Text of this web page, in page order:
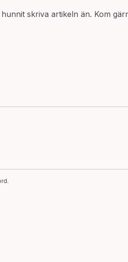
skriva artikeln än. Kom